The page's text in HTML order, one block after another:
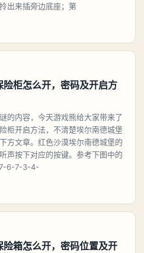
出来插旁边底座；第
柜怎么开，密码及开启方
的内容，今天游戏熊给大家带来了
柜开启方法，不清楚埃尔南德城堡
方文章。红色沙漠埃尔南德城堡的
声按下对应的按键。参考下图中的
7-6-7-3-4-
箱怎么开，密码位置及开